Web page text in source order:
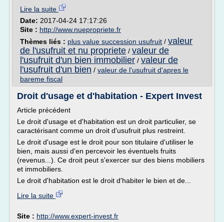
Lire la suite
Date: 2017-04-24 17:17:26
Site : http://www.nuepropriete.fr
Thèmes liés : plus value succession usufruit / valeur
de l'usufruit et nu propriete / valeur de
l'usufruit d'un bien immobilier / valeur de
l'usufruit d'un bien / valeur de l'usufruit d'apres le
bareme fiscal
Droit d'usage et d'habitation - Expert Invest
Article précédent
Le droit d'usage et d'habitation est un droit particulier, se
caractérisant comme un droit d'usufruit plus restreint.
Le droit d'usage est le droit pour son titulaire d'utiliser le
bien, mais aussi d'en percevoir les éventuels fruits
(revenus...). Ce droit peut s'exercer sur des biens mobiliers
et immobiliers.
Le droit d'habitation est le droit d'habiter le bien et de...
Lire la suite
Site : http://www.expert-invest.fr